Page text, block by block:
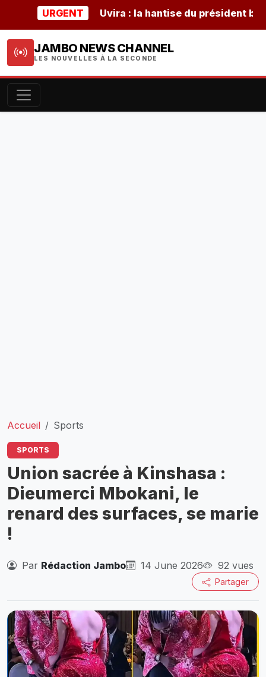
URGENT Uvira : la hantise du président
JAMBO NEWS CHANNEL
LES NOUVELLES À LA SECONDE
Accueil Sports
SPORTS
Union sacrée à Kinshasa :
Dieumerci Mbokani, le
renard des surfaces, se marie
!
Par Rédaction Jambo 14 June 2026 92 vues
Partager